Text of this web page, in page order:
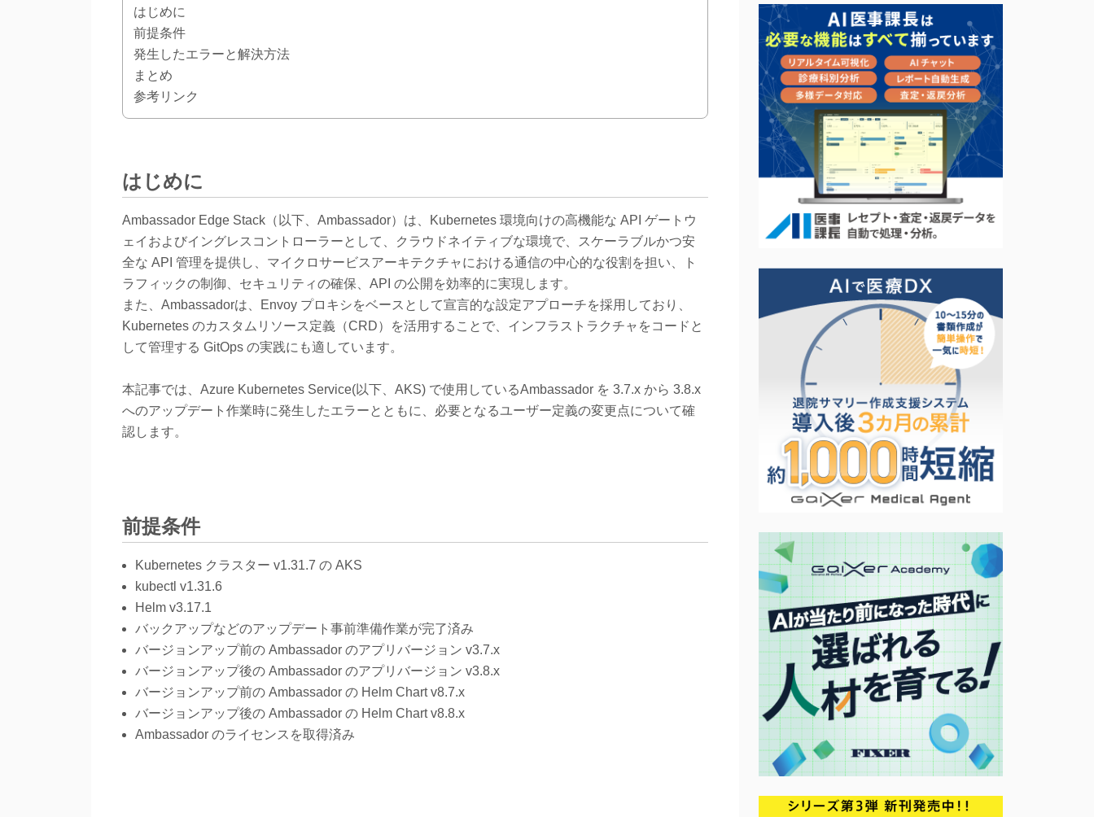
はじめに
前提条件
発生したエラーと解決方法
まとめ
参考リンク
はじめに
Ambassador Edge Stack（以下、Ambassador）は、Kubernetes 環境向けの高機能な API ゲートウ
ェイおよびイングレスコントローラーとして、クラウドネイティブな環境で、スケーラブルかつ安
全な API 管理を提供し、マイクロサービスアーキテクチャにおける通信の中心的な役割を担い、ト
ラフィックの制御、セキュリティの確保、API の公開を効率的に実現します。
また、Ambassadorは、Envoy プロキシをベースとして宣言的な設定アプローチを採用しており、
Kubernetes のカスタムリソース定義（CRD）を活用することで、インフラストラクチャをコードと
して管理する GitOps の実践にも適しています。
本記事では、Azure Kubernetes Service(以下、AKS) で使用しているAmbassador を 3.7.x から 3.8.x
へのアップデート作業時に発生したエラーとともに、必要となるユーザー定義の変更点について確
認します。
前提条件
Kubernetes クラスター v1.31.7 の AKS
kubectl v1.31.6
Helm v3.17.1
バックアップなどのアップデート事前準備作業が完了済み
バージョンアップ前の Ambassador のアプリバージョン v3.7.x
バージョンアップ後の Ambassador のアプリバージョン v3.8.x
バージョンアップ前の Ambassador の Helm Chart v8.7.x
バージョンアップ後の Ambassador の Helm Chart v8.8.x
Ambassador のライセンスを取得済み